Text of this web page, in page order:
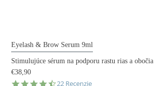
Eyelash & Brow Serum 9ml
Stimulujúce sérum na podporu rastu rias a obočia
€38,90
4.7
22 Recenzie